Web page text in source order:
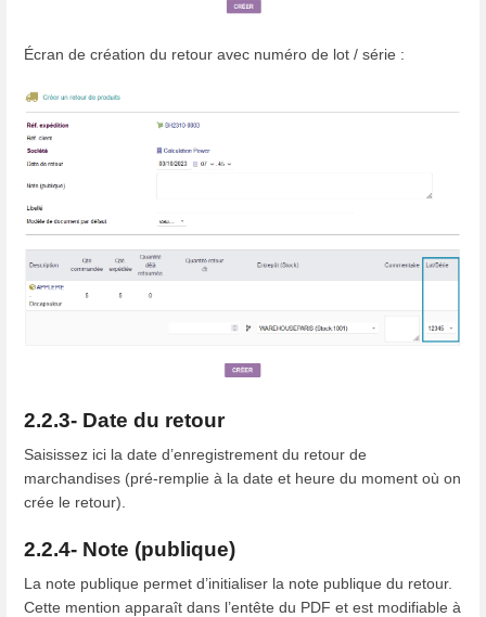
Écran de création du retour avec numéro de lot / série :
2.2.3- Date du retour
Saisissez ici la date d’enregistrement du retour de
marchandises (pré-remplie à la date et heure du moment où on
crée le retour).
2.2.4- Note (publique)
La note publique permet d’initialiser la note publique du retour.
Cette mention apparaît dans l’entête du PDF et est modifiable à